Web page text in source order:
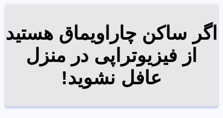
اگر ساکن چاراویماق هستید
از فیزیوتراپی در منزل
عافل نشوید!